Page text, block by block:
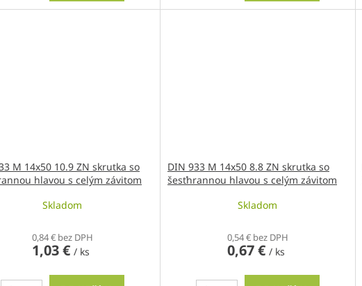
M 14x50 10.9 ZN skrutka so
hlavou s celým závitom
Skladom
0,84 € bez DPH
1,03 € / ks
DIN 933 M 14x50 8.8 ZN skrutka so
šesťhrannou hlavou s celým závitom
Skladom
0,54 € bez DPH
0,67 € / ks